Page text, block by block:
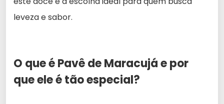
leveza e sabor.
O que é Pavê de Maracujá e por
que ele é tão especial?